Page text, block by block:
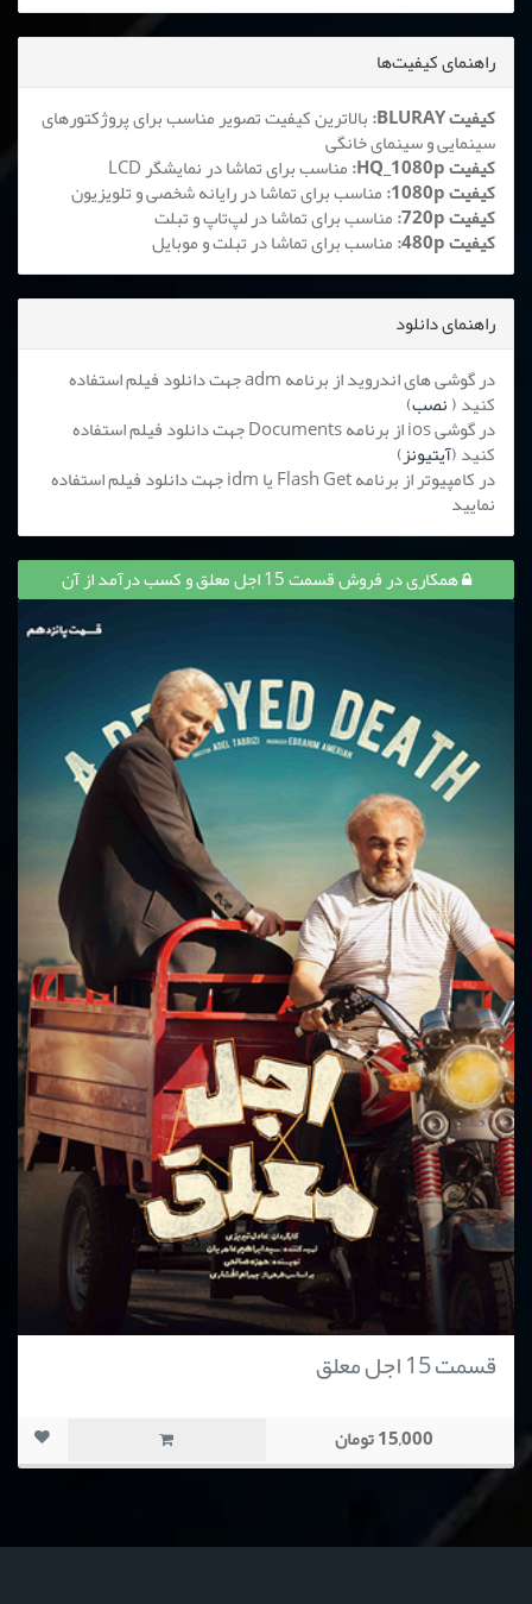
راهنمای کیفیت‌ها
کیفیت BLURAY:
بالاترین کیفیت تصویر مناسب برای پروژکتورهای
سینمایی و سینمای خانگی
کیفیت HQ_1080p: مناسب برای تماشا در نمایشگر LCD
کیفیت 1080p: مناسب برای تماشا در رایانه شخصی و تلویزیون
کیفیت 720p: مناسب برای تماشا در لپ‌تاپ و تبلت
کیفیت 480p: مناسب برای تماشا در تبلت و موبایل
راهنمای دانلود
در گوشی های اندروید از برنامه adm جهت دانلود فیلم استفاده
کنید (نصب)
در گوشی ios از برنامه Documents جهت دانلود فیلم استفاده
کنید (آیتیونز)
در کامپیوتر از برنامه Flash Get یا idm جهت دانلود فیلم استفاده
نمایید
همکاری در فروش قسمت 15 اجل معلق و کسب درآمد از آن
قسمت 15 اجل معلق
15,000 تومان